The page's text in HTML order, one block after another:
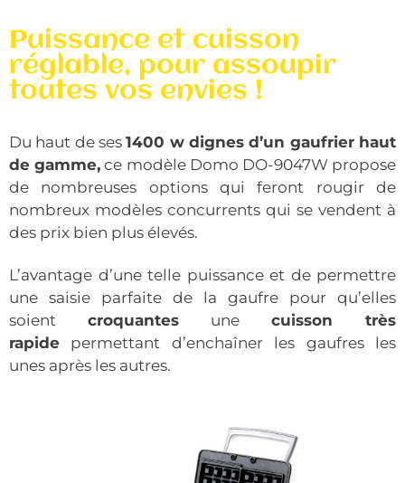
Puissance et cuisson
réglable, pour assoupir
toutes vos envies !
Du haut de ses1400 w dignes d’un gaufrier haut
de gamme, ce modèle Domo DO-9047W propose
de nombreuses options qui feront rougir de
nombreux modèles concurrents qui se vendent à
des prix bien plus élevés.
L’avantage d’une telle puissance et de permettre
une saisie parfaite de la gaufre pour qu’elles
soient croquantes une cuisson très
rapide permettant d’enchaîner les gaufres les
unes après les autres.